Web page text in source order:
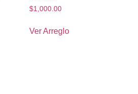
$1,000.00
Ver Arreglo